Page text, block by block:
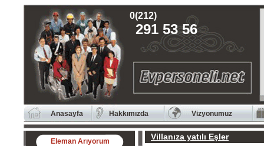
0(212)
291 53 56
Anasayfa Hakkımızda Vizyonumuz
Eleman Arıyorum Villanıza yatılı Eşler